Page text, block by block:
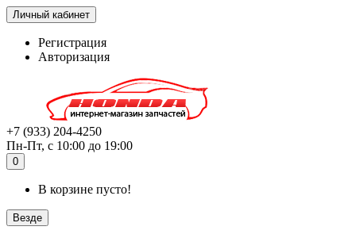
Личный кабинет
Регистрация
Авторизация
+7 (933) 204-4250
Пн-Пт, с 10:00 до 19:00
0
В корзине пусто!
Везде